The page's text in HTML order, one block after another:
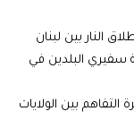
النار بين لبنان
سفيري البلدين في
بين الولايات